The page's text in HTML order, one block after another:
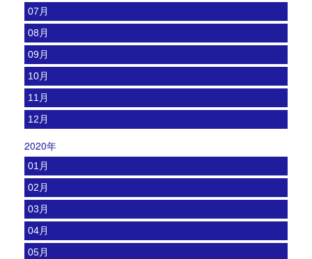
07月
08月
09月
10月
11月
12月
2020年
01月
02月
03月
04月
05月